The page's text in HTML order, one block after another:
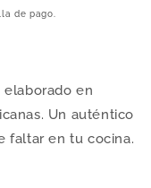
de pago.
en
Un auténtico
faltar en tu cocina.